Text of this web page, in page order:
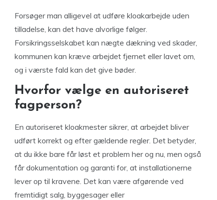
Forsøger man alligevel at udføre kloakarbejde uden
tilladelse, kan det have alvorlige følger.
Forsikringsselskabet kan nægte dækning ved skader,
kommunen kan kræve arbejdet fjernet eller lavet om,
og i værste fald kan det give bøder.
Hvorfor vælge en autoriseret
fagperson?
En autoriseret kloakmester sikrer, at arbejdet bliver
udført korrekt og efter gældende regler. Det betyder,
at du ikke bare får løst et problem her og nu, men også
får dokumentation og garanti for, at installationerne
lever op til kravene. Det kan være afgørende ved
fremtidigt salg, byggesager eller